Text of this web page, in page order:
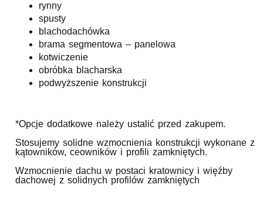
rynny
spusty
blachodachówka
brama segmentowa – panelowa
kotwiczenie
obróbka blacharska
podwyższenie konstrukcji
*Opcje dodatkowe należy ustalić przed zakupem.
Stosujemy solidne wzmocnienia konstrukcji wykonane z
kątowników, ceowników i profili zamkniętych.
Wzmocnienie dachu w postaci kratownicy i więźby
dachowej z solidnych profilów zamkniętych